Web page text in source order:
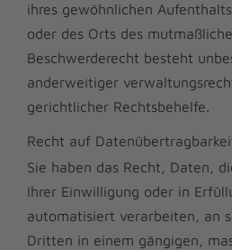
ihres gewöhnlichen
oder des Orts des
Beschwerderecht besteht
anderweitiger
gerichtlicher Rechtsbehelfe.
Recht auf
Sie haben das Recht, Daten,
Ihrer Einwilligung oder in
automatisiert verarbeiten, an
Dritten in einem gängigen,